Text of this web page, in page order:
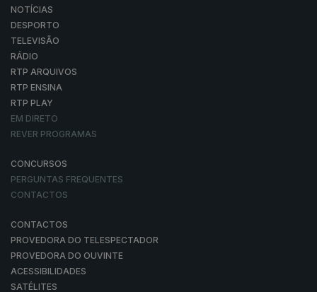
NOTÍCIAS
DESPORTO
TELEVISÃO
RÁDIO
RTP ARQUIVOS
RTP ENSINA
RTP PLAY
EM DIRETO
REVER PROGRAMAS
CONCURSOS
PERGUNTAS FREQUENTES
CONTACTOS
CONTACTOS
PROVEDORA DO TELESPECTADOR
PROVEDORA DO OUVINTE
ACESSIBILIDADES
SATÉLITES